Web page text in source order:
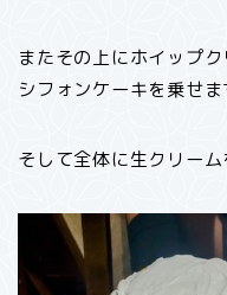
またその上にホイップ
シフォンケーキを乗せま
そして全体に生クリー